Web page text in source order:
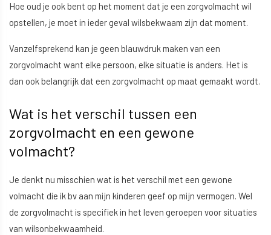
Hoe oud je ook bent op het moment dat je een zorgvolmacht wil
opstellen, je moet in ieder geval wilsbekwaam zijn dat moment.
Vanzelfsprekend kan je geen blauwdruk maken van een
zorgvolmacht want elke persoon, elke situatie is anders. Het is
dan ook belangrijk dat een zorgvolmacht op maat gemaakt wordt.
Wat is het verschil tussen een
zorgvolmacht en een gewone
volmacht?
Je denkt nu misschien wat is het verschil met een gewone
volmacht die ik bv aan mijn kinderen geef op mijn vermogen. Wel
de zorgvolmacht is specifiek in het leven geroepen voor situaties
van wilsonbekwaamheid.